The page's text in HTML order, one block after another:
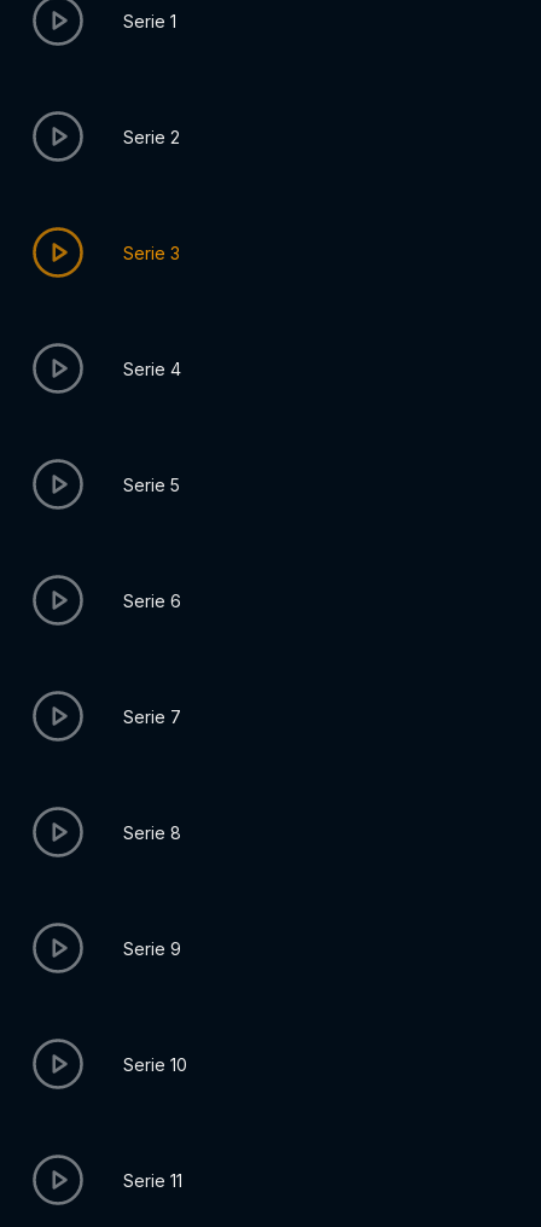
Serie 1
Serie 2
Serie 3
Serie 4
Serie 5
Serie 6
Serie 7
Serie 8
Serie 9
Serie 10
Serie 11